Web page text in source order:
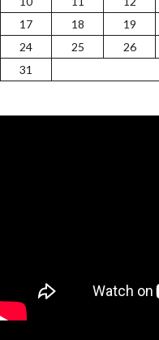
17
18 19
24
25 26
31